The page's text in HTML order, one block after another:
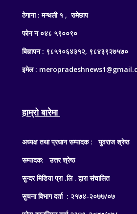
ठेगाना : मन्थली १ , रामेछाप
फोन न ०४८ ५९००९०
बिज्ञापन : ९८५१०६४३१२, ९८४३९२७५७०
इमेल :
हाम्रो बारेमा
अध्यक्ष तथा प्रधान सम्पादक : युवराज श्रेष्ठ
सम्पादक: उत्तर श्रेष्ठ
सुन्दर मिडिया प्रा .लि . द्वारा संचालित
सुचना विभाग दर्ता : २१७४-२०७७/०७